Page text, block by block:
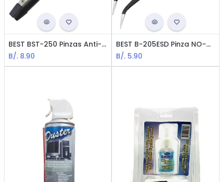
BEST BST-250 Pinzas Anti-estáticas Punta Plana - Corto
B/. 8.90
BEST B-205ESD Pinza NO-Magnética Punta Fina Curvada - 125mm
B/. 5.90